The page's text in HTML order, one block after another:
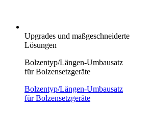
Upgrades und maßgeschneiderte
Lösungen
Bolzentyp/Längen-Umbausatz
für Bolzensetzgeräte
Bolzentyp/Längen-Umbausatz
für Bolzensetzgeräte